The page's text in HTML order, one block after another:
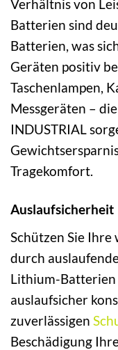
Verhältnis von
Batterien sind
Batterien, was
Geräten positiv
Taschenlampen,
Messgeräten –
INDUSTRIAL
Tragekomfort.
Auslaufsicherheit
Schützen Sie
durch
Lithium-Batterien
auslaufsicher
zuverlässigen
Beschädigung